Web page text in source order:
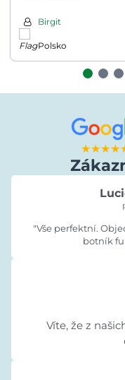
Birgit
Polsko
"Vše perfektní.
botník
Víte, že z